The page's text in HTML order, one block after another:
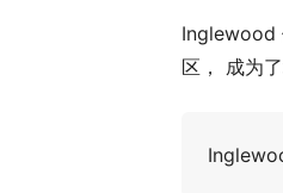
Inglewood
区， 成为